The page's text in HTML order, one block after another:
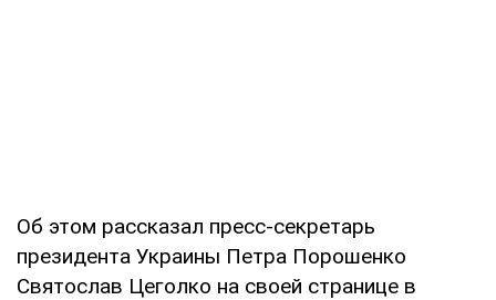
Об этом рассказал пресс-секретарь
президента Украины Петра Порошенко
Святослав Цеголко на своей странице в